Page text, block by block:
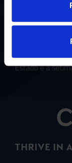
Uma escola
compromisso de
nosso DNA e
ENEM em
Estado e a